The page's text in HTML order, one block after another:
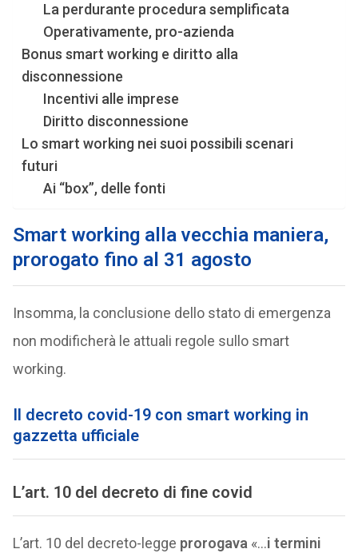
La perdurante procedura semplificata
Operativamente, pro-azienda
Bonus smart working e diritto alla
disconnessione
Incentivi alle imprese
Diritto disconnessione
Lo smart working nei suoi possibili scenari
futuri
Ai “box”, delle fonti
Smart working alla vecchia maniera,
prorogato fino al 31 agosto
Insomma, la conclusione dello stato di emergenza
non modificherà le attuali regole sullo smart
working.
Il decreto covid-19 con smart working in
gazzetta ufficiale
L’art. 10 del decreto di fine covid
L’art. 10 del decreto-legge prorogava «…i termini